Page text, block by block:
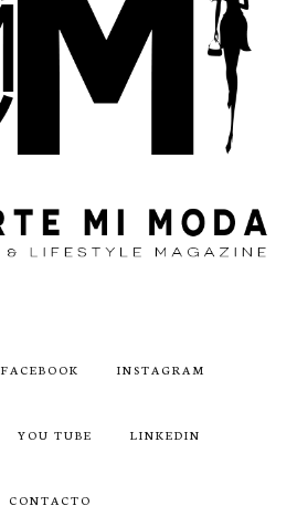
FACEBOOK INSTAGRAM
YOU TUBE LINKEDIN
CONTACTO